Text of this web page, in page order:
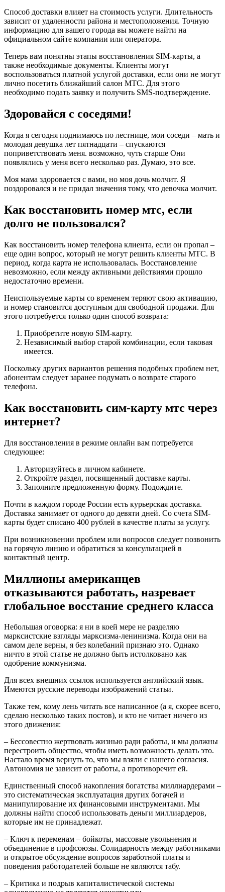
Способ доставки влияет на стоимость услуги. Длительность
зависит от удаленности района и местоположения. Точную
информацию для вашего города вы можете найти на
официальном сайте компании или оператора.
Теперь вам понятны этапы восстановления SIM-карты, а
также необходимые документы. Клиенты могут
воспользоваться платной услугой доставки, если они не могут
лично посетить ближайший салон МТС. Для этого
необходимо подать заявку и получить SMS-подтверждение.
Здоровайся с соседями!
Когда я сегодня поднимаюсь по лестнице, мои соседи – мать и
молодая девушка лет пятнадцати – спускаются
поприветствовать меня. возможно, чуть старше Они
появлялись у меня всего несколько раз. Думаю, это все.
Моя мама здоровается с вами, но моя дочь молчит. Я
поздоровался и не придал значения тому, что девочка молчит.
Как восстановить номер мтс, если
долго не пользовался?
Как восстановить номер телефона клиента, если он пропал –
еще один вопрос, который не могут решить клиенты МТС. В
период, когда карта не использовалась. Восстановление
невозможно, если между активными действиями прошло
недостаточно времени.
Неиспользуемые карты со временем теряют свою активацию,
и номер становится доступным для свободной продажи. Для
этого потребуется только один способ возврата:
Приобретите новую SIM-карту.
Независимый выбор старой комбинации, если таковая
имеется.
Поскольку других вариантов решения подобных проблем нет,
абонентам следует заранее подумать о возврате старого
телефона.
Как восстановить сим-карту мтс через
интернет?
Для восстановления в режиме онлайн вам потребуется
следующее:
Авторизуйтесь в личном кабинете.
Откройте раздел, посвященный доставке карты.
Заполните предложенную форму. Подождите.
Почти в каждом городе России есть курьерская доставка.
Доставка занимает от одного до девяти дней. Со счета SIM-
карты будет списано 400 рублей в качестве платы за услугу.
При возникновении проблем или вопросов следует позвонить
на горячую линию и обратиться за консультацией в
контактный центр.
Миллионы американцев
отказываются работать, назревает
глобальное восстание среднего класса
Небольшая оговорка: я ни в коей мере не разделяю
марксистские взгляды марксизма-ленинизма. Когда они на
самом деле верны, я без колебаний признаю это. Однако
ничто в этой статье не должно быть истолковано как
одобрение коммунизма.
Для всех внешних ссылок используется английский язык.
Имеются русские переводы изображений статьи.
Также тем, кому лень читать все написанное (а я, скорее всего,
сделаю несколько таких постов), и кто не читает ничего из
этого движения:
– Бессовестно жертвовать жизнью ради работы, и мы должны
перестроить общество, чтобы иметь возможность делать это.
Настало время вернуть то, что мы взяли с нашего согласия.
Автономия не зависит от работы, а противоречит ей.
Единственный способ накопления богатства миллиардерами –
это систематическая эксплуатация других богачей и
манипулирование их финансовыми инструментами. Мы
должны найти способ использовать деньги миллиардеров,
которые им не принадлежат.
– Ключ к переменам – бойкоты, массовые увольнения и
объединение в профсоюзы. Солидарность между работниками
и открытое обсуждение вопросов заработной платы и
поведения работодателей больше не являются табу.
– Критика и подрыв капиталистической системы